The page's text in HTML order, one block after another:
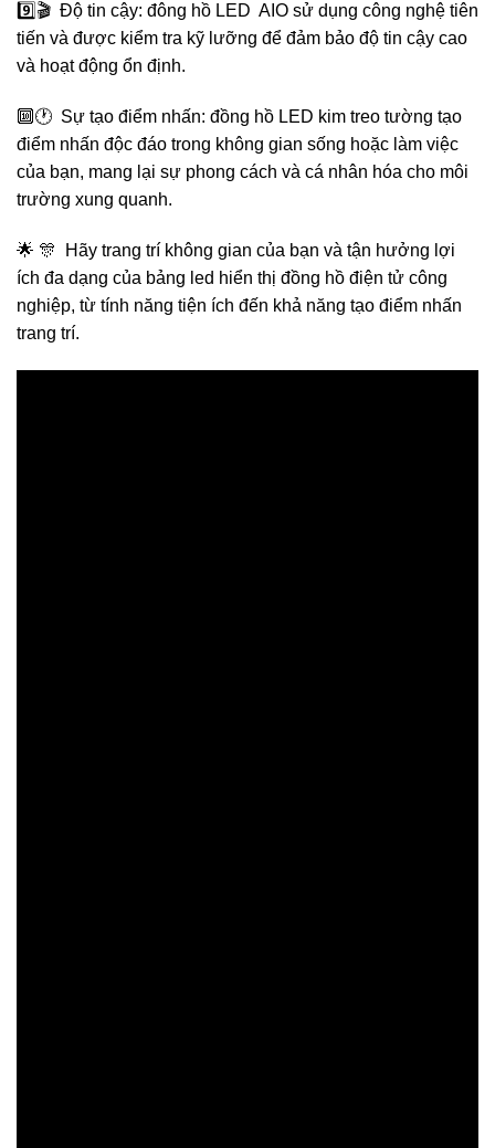
9️⃣🎬 Độ tin cậy: đông hồ LED AIO sử dụng công nghệ tiên
tiến và được kiểm tra kỹ lưỡng để đảm bảo độ tin cậy cao
và hoạt động ổn định.
🔟🕐 Sự tạo điểm nhấn: đồng hồ LED kim treo tường tạo
điểm nhấn độc đáo trong không gian sống hoặc làm việc
của bạn, mang lại sự phong cách và cá nhân hóa cho môi
trường xung quanh.
🌟 🎊 Hãy trang trí không gian của bạn và tận hưởng lợi
ích đa dạng của bảng led hiển thị đồng hồ điện tử công
nghiệp, từ tính năng tiện ích đến khả năng tạo điểm nhấn
trang trí.